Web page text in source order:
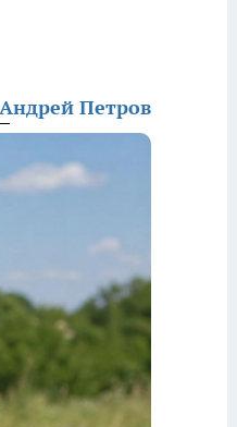
Андрей Петров